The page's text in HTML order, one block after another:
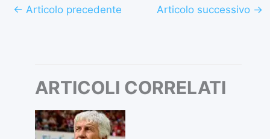
← Articolo precedente Articolo successivo →
ARTICOLI CORRELATI